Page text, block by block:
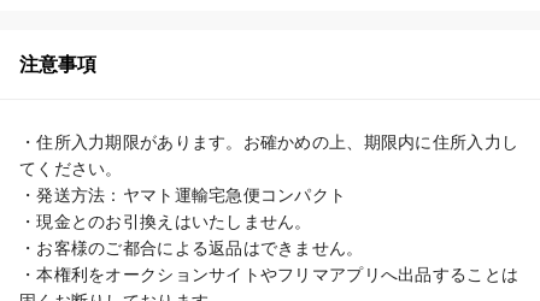
注意事項
・住所入力期限があります。お確かめの上、期限内に住所入力し
てください。
・発送方法：ヤマト運輸宅急便コンパクト
・現金とのお引換えはいたしません。
・お客様のご都合による返品はできません。
・本権利をオークションサイトやフリマアプリへ出品することは